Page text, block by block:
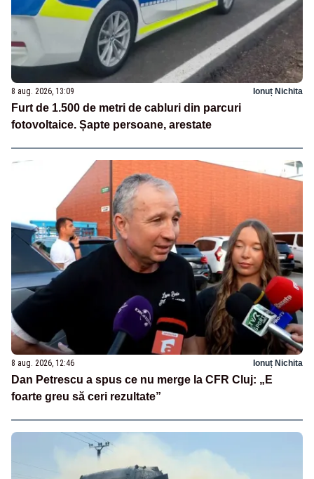
8 aug. 2026, 13:09 Ionuț Nichita
Furt de 1.500 de metri de cabluri din parcuri
fotovoltaice. Șapte persoane, arestate
8 aug. 2026, 12:46 Ionuț Nichita
Dan Petrescu a spus ce nu merge la CFR Cluj: „E
foarte greu să ceri rezultate”